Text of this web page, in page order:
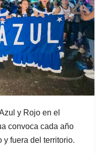
y Rojo en el
convoca cada año
y fuera del territorio.